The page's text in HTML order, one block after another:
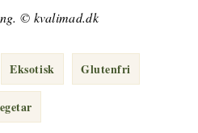
© kvalimad.dk
Eksotisk Glutenfri